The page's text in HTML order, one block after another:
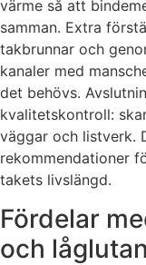
värme så att
samman. Extra
takbrunnar och
kanaler med
det behövs.
kvalitetskontroll:
väggar och listverk.
rekommendationer
takets livslängd.
Fördelar
och